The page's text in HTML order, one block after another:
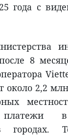
года с
8
около 2,2
платежи
городах.